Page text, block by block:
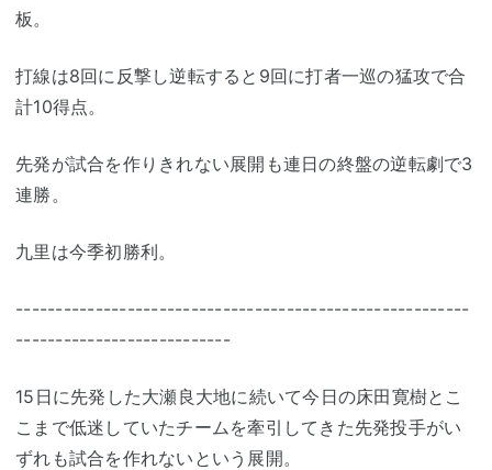
板。
打線は8回に反撃し逆転すると9回に打者一巡の猛攻で合
計10得点。
先発が試合を作りきれない展開も連日の終盤の逆転劇で3
連勝。
九里は今季初勝利。
---------------------------------------------------------
---------------------------
15日に先発した大瀬良大地に続いて今日の床田寛樹とこ
こまで低迷していたチームを牽引してきた先発投手がい
ずれも試合を作れないという展開。